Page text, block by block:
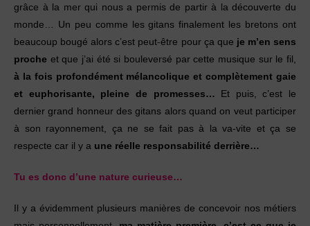
grâce à la mer qui nous a permis de partir à la découverte du
monde… Un peu comme les gitans finalement les bretons ont
beaucoup bougé alors c’est peut-être pour ça que je m’en sens
proche et que j’ai été si bouleversé par cette musique sur le fil,
à la fois profondément mélancolique et complètement gaie
et euphorisante, pleine de promesses… Et puis, c’est le
dernier grand honneur des gitans alors quand on veut participer
à son rayonnement, ça ne se fait pas à la va-vite et ça se
respecte car il y a une réelle responsabilité derrière…
Tu es donc d’une nature curieuse…
Il y a évidemment plusieurs manières de concevoir nos métiers